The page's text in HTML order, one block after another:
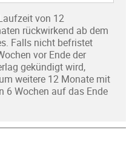
von 12
rückwirkend ab dem
Falls nicht befristet
vor Ende der
gekündigt wird,
weitere 12 Monate mit
6 Wochen auf das Ende